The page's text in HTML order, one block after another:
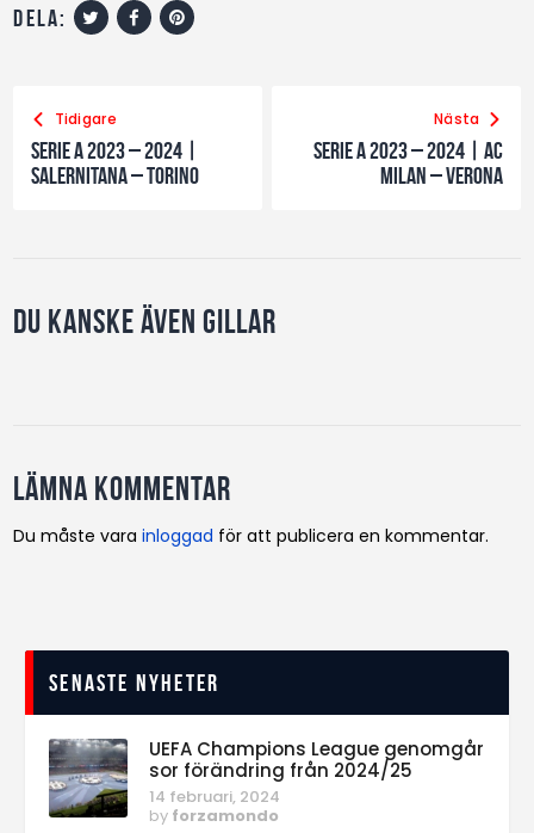
dela:
Tidigare
Serie A 2023 – 2024 |
Salernitana – Torino
Nästa
Serie A 2023 – 2024 | AC
Milan – Verona
Du kanske även gillar
Lämna kommentar
Du måste varainloggad för att publicera en kommentar.
Senaste nyheter
UEFA Champions League genomgår
sor förändring från 2024/25
14 februari, 2024
by forzamondo